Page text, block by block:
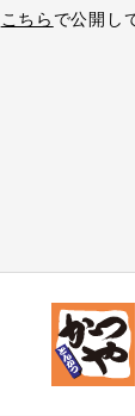
こちら で公開し